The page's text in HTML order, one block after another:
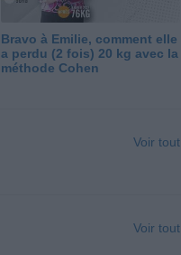
Bravo à Emilie, comment elle
a perdu (2 fois) 20 kg avec la
méthode Cohen
Voir tout
Voir tout